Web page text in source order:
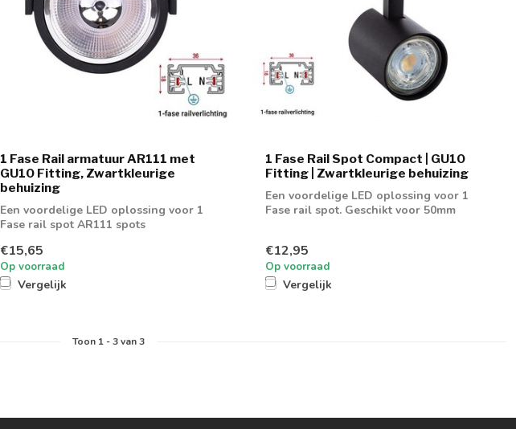
1 Fase Rail armatuur AR111 met
GU10 Fitting, Zwartkleurige
behuizing
Een voordelige LED oplossing voor 1
Fase rail spot AR111 spots
€15,65
Op voorraad
Vergelijk
1 Fase Rail Spot Compact | GU10
Fitting | Zwartkleurige behuizing
Een voordelige LED oplossing voor 1
Fase rail spot. Geschikt voor 50mm
€12,95
Op voorraad
Vergelijk
Toon 1-3van 3